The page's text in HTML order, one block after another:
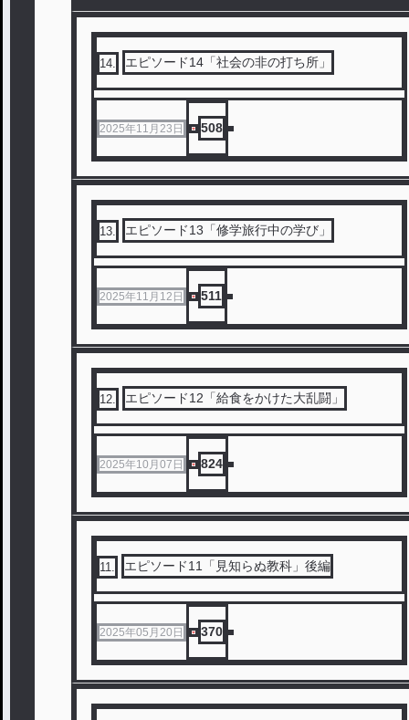
14. エピソード14「社会の非の打ち所」
2025年11月23日 508
13. エピソード13「修学旅行中の学び」
2025年11月12日 511
12. エピソード12「給食をかけた大乱闘」
2025年10月07日 824
11. エピソード11「見知らぬ教科」後編
2025年05月20日 370